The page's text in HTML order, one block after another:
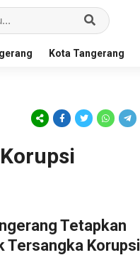
Kota Tangerang
Tetapkan
Tersangka Korupsi